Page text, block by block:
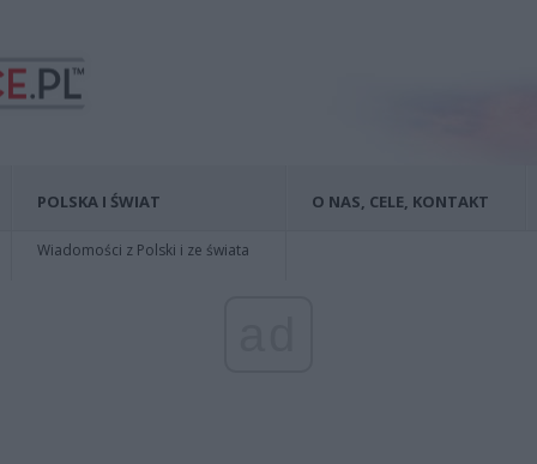
POLSKA I ŚWIAT
Wiadomości z Polski i ze świata
O NAS, CELE, KONTAKT